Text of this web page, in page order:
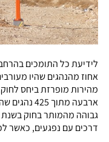
לידיעת כל התומכים
מהירות מופרזת ביחס
ארבעה מתוך
דרכים עם נפגעים, כאשר לכ-13 אלף […]